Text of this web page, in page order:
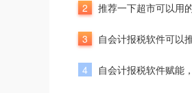
2 推荐一下超市可以用
3 自会计报税软件可以
4 自会计报税软件赋能